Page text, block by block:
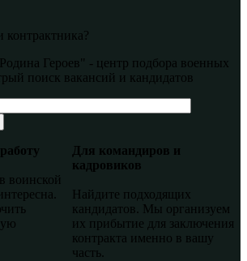
контрактника?
Героев" - центр подбора военных
поиск вакансий и кандидатов
воинской
Для командиров и
кадровиков
Найдите подходящих
кандидатов. Мы организуем
их прибытие для заключения
контракта именно в вашу
часть.